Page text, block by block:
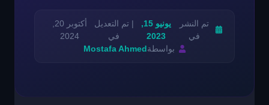
تم النشر
في
يونيو 15,
2023
| تم التعديل
في
أكتوبر 20,
2024
بواسطة Mostafa Ahmed